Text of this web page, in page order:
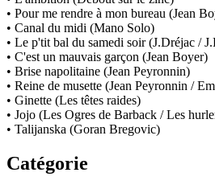
• Pour me rendre à mon bureau (Jean
• Canal du midi (Mano Solo)
• Le p'tit bal du samedi soir (J.Dréjac /
• C'est un mauvais garçon (Jean Boyer)
• Brise napolitaine (Jean Peyronnin)
• Reine de musette (Jean Peyronnin /
• Ginette (Les têtes raides)
• Jojo (Les Ogres de Barback / Les
• Talijanska (Goran Bregovic)
Catégorie